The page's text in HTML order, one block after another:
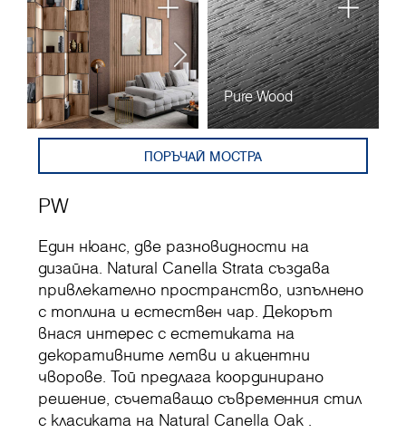
Pure Wood
PW
ПОРЪЧАЙ МОСТРА
Един нюанс, две разновидности на
дизайна. Natural Canella Strata създава
привлекателно пространство, изпълнено
с топлина и естествен чар. Декорът
внася интерес с естетиката на
декоративните летви и акцентни
чворове. Той предлага координирано
решение, съчетаващо съвременния стил
с класиката на Natural Canella Oak .